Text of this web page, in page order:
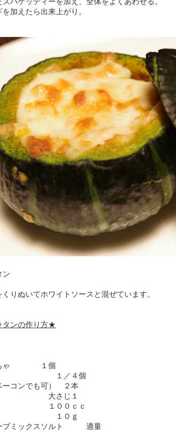
加えたら出来上がり。
ン
りぬいてホワイトソースと混ぜています。
タンの作り方★
ぼちゃ １個
１／４個
ーコンでも可） ２本
大さじ１
００ｃｃ
１０ｇ
ーブミックスソルト 適量